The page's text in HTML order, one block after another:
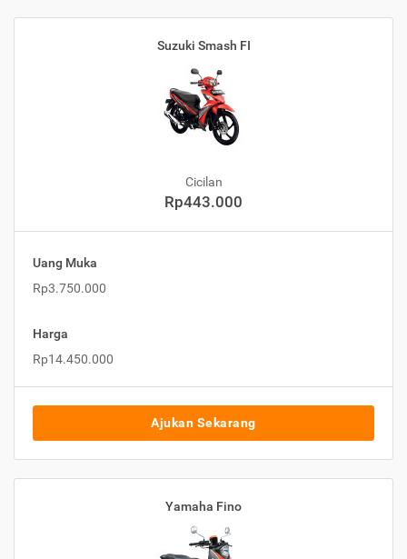
Suzuki Smash FI
Cicilan
Rp443.000
Uang Muka
Rp3.750.000
Harga
Rp14.450.000
Ajukan Sekarang
Yamaha Fino